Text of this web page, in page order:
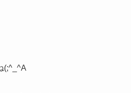
(;^_^A